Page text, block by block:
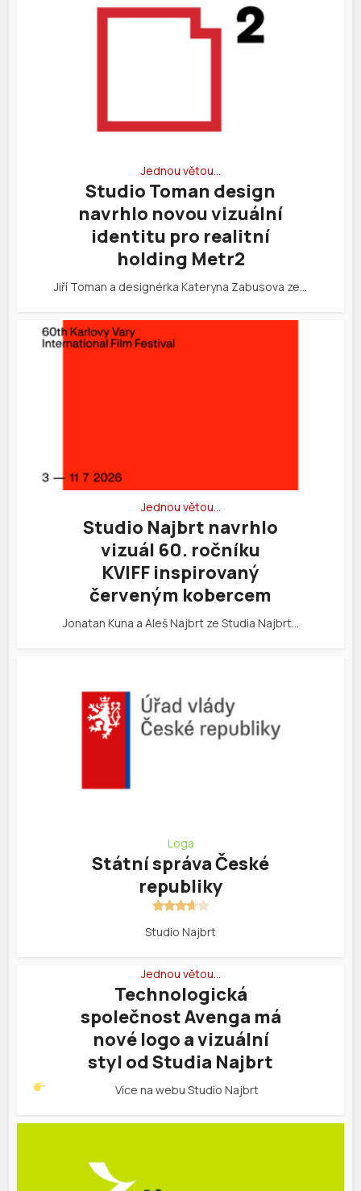
Jednou větou…
Studio Toman design
navrhlo novou vizuální
identitu pro realitní
holding Metr2
Jiří Toman a designérka Kateryna Zabusova ze…
Jednou větou…
Studio Najbrt navrhlo
vizuál 60. ročníku
KVIFF inspirovaný
červeným kobercem
Jonatan Kuna a Aleš Najbrt ze Studia Najbrt…
Loga
Státní správa České
republiky
Studio Najbrt
Jednou větou…
Technologická
společnost Avenga má
nové logo a vizuální
styl od Studia Najbrt
Více na webu Studio Najbrt